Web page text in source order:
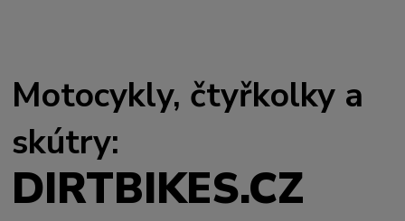
Motocykly, čtyřkolky a
skútry:
DIRTBIKES.CZ